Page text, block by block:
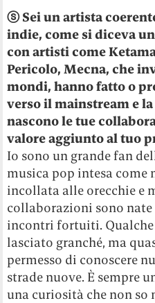
ⓢSei un artista
indie, come si diceva
con artisti come
Pericolo, Mecna, che
mondi, hanno fatto o
verso il mainstream e
nascono le tue
valore aggiunto al tuo
Io sono un grande fan
musica pop intesa come
incollata alle orecchie e
collaborazioni sono nate
incontri fortuiti.
lasciato granché, ma
permesso di conoscere
strade nuove. È sempre
una curiosità che non so